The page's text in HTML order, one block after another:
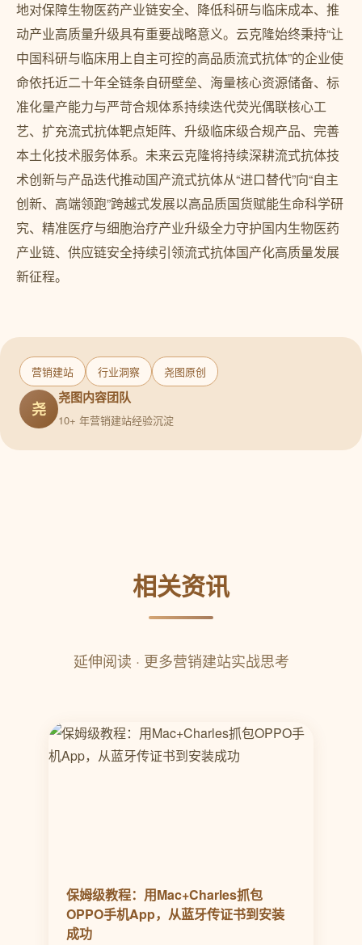
地对保障生物医药产业链安全、降低科研与临床成本、推
动产业高质量升级具有重要战略意义。云克隆始终秉持“让
中国科研与临床用上自主可控的高品质流式抗体”的企业使
命依托近二十年全链条自研壁垒、海量核心资源储备、标
准化量产能力与严苛合规体系持续迭代荧光偶联核心工
艺、扩充流式抗体靶点矩阵、升级临床级合规产品、完善
本土化技术服务体系。未来云克隆将持续深耕流式抗体技
术创新与产品迭代推动国产流式抗体从“进口替代”向“自主
创新、高端领跑”跨越式发展以高品质国货赋能生命科学研
究、精准医疗与细胞治疗产业升级全力守护国内生物医药
产业链、供应链安全持续引领流式抗体国产化高质量发展
新征程。
营销建站 行业洞察 尧图原创
尧
尧图内容团队
10+ 年营销建站经验沉淀
相关资讯
延伸阅读 · 更多营销建站实战思考
保姆级教程：用Mac+Charles抓包
OPPO手机App，从蓝牙传证书到安装
成功